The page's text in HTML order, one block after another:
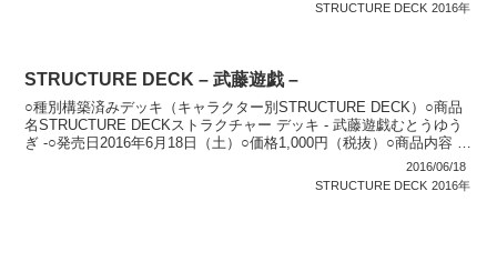
STRUCTURE DECK 2016年
STRUCTURE DECK – 武藤遊戯 –
○種別構築済みデッキ（キャラクター別STRUCTURE DECK）○商品
名STRUCTURE DECKストラクチャー デッキ - 武藤遊戯むとうゆう
ぎ -○発売日2016年6月18日（土）○価格1,000円（税抜）○商品内容 構
2016/06/18
STRUCTURE DECK 2016年